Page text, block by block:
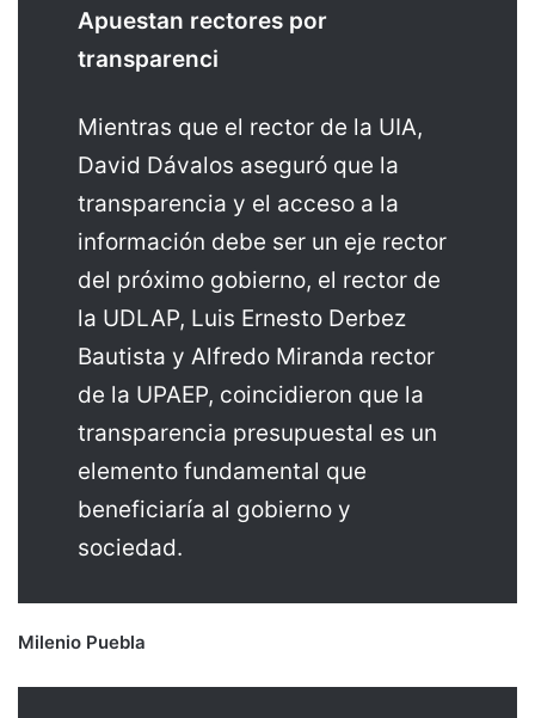
Apuestan rectores por
transparenci
Mientras que el rector de la UIA,
David Dávalos aseguró que la
transparencia y el acceso a la
información debe ser un eje rector
del próximo gobierno, el rector de
la UDLAP, Luis Ernesto Derbez
Bautista y Alfredo Miranda rector
de la UPAEP, coincidieron que la
transparencia presupuestal es un
elemento fundamental que
beneficiaría al gobierno y
sociedad.
Milenio Puebla